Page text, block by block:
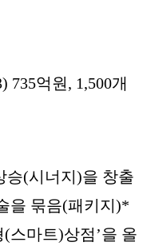
735억원, 1,500개
승(시너지)을 창출
을 묶음(패키지)*
스마트)상점’을 올